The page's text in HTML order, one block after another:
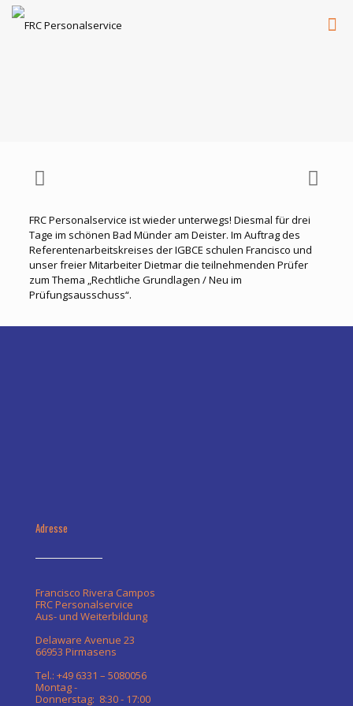
FRC Personalservice ist wieder unterwegs! Diesmal für drei
Tage im schönen Bad Münder am Deister. Im Auftrag des
Referentenarbeitskreises der IGBCE schulen Francisco und
unser freier Mitarbeiter Dietmar die teilnehmenden Prüfer
zum Thema „Rechtliche Grundlagen / Neu im
Prüfungsausschuss“.
Adresse
Francisco Rivera Campos
FRC Personalservice
Aus- und Weiterbildung
Delaware Avenue 23
66953 Pirmasens
Tel.: +49 6331 – 5080056
Montag -
Donnerstag: 8:30 - 17:00